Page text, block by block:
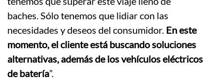
baches.Sólo tenemos que lidiar con las
necesidades y deseos del consumidor. En este
momento, el cliente está buscando soluciones
alternativas, además de los vehículos eléctricos
de batería”.